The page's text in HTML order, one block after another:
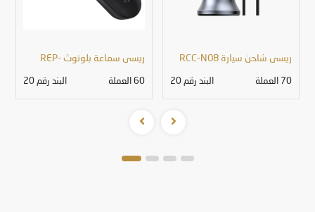
ريسي سماعة بلوتوث REP-
60 العملة البند رقم 20
ريسي شاحن سيارة RCC-N08
70 العملة البند رقم 20